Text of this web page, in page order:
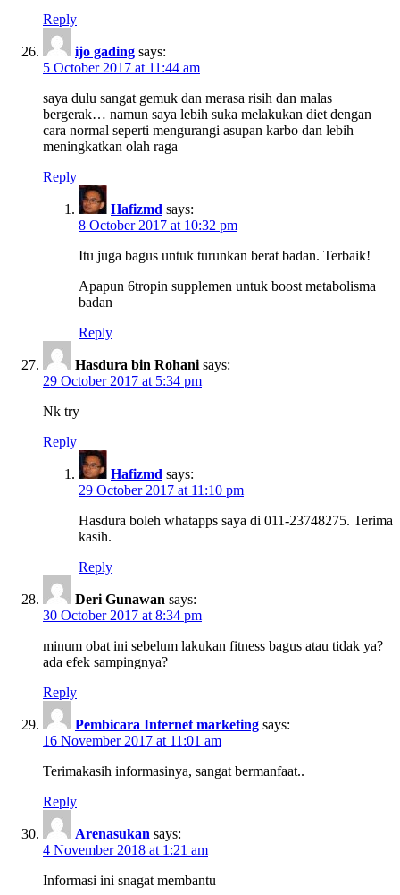
Reply
ijo gading says:
5 October 2017 at 11:44 am
saya dulu sangat gemuk dan merasa risih dan malas
bergerak… namun saya lebih suka melakukan diet dengan
cara normal seperti mengurangi asupan karbo dan lebih
meningkatkan olah raga
Reply
Hafizmd says:
8 October 2017 at 10:32 pm
Itu juga bagus untuk turunkan berat badan. Terbaik!
Apapun 6tropin supplemen untuk boost metabolisma
badan
Reply
Hasdura bin Rohani says:
29 October 2017 at 5:34 pm
Nk try
Reply
Hafizmd says:
29 October 2017 at 11:10 pm
Hasdura boleh whatapps saya di 011-23748275. Terima
kasih.
Reply
Deri Gunawan says:
30 October 2017 at 8:34 pm
minum obat ini sebelum lakukan fitness bagus atau tidak ya?
ada efek sampingnya?
Reply
Pembicara Internet marketing says:
16 November 2017 at 11:01 am
Terimakasih informasinya, sangat bermanfaat..
Reply
Arenasukan says:
4 November 2018 at 1:21 am
Informasi ini snagat membantu